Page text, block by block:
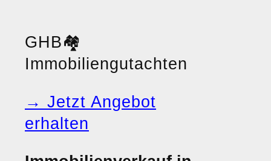
GHB🏘️
Immobiliengutachten
→ Jetzt Angebot
erhalten